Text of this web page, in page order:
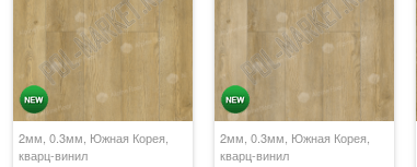
2мм, 0.3мм, Южная Корея,
кварц-винил
2мм, 0.3мм, Южная Корея,
кварц-винил